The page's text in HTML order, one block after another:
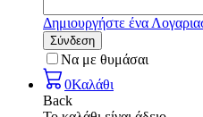
Δημιουργήστε ένα
Σύνδεση
Να με θυμάσαι
0Καλάθι
Back